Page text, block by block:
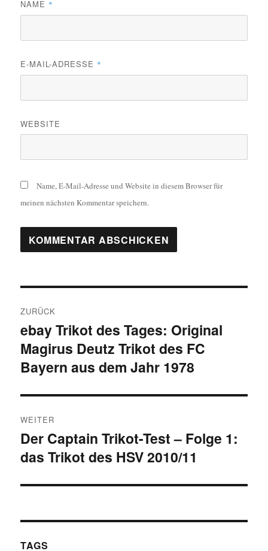
NAME *
E-MAIL-ADRESSE *
WEBSITE
Name, E-Mail-Adresse und Website in diesem Browser für
meinen nächsten Kommentar speichern.
ZURÜCK
Vorheriger
Beitrag:
ebay Trikot des Tages: Original
Magirus Deutz Trikot des FC
Bayern aus dem Jahr 1978
WEITER
Nächster
Beitrag:
Der Captain Trikot-Test – Folge 1:
das Trikot des HSV 2010/11
TAGS